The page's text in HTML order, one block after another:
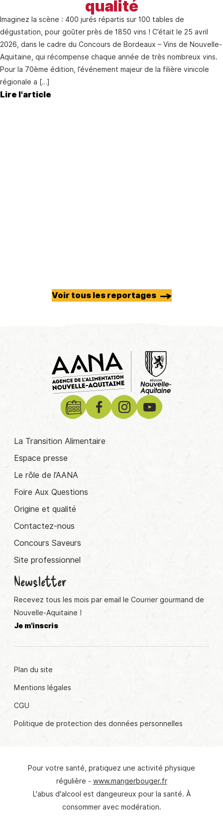
© Crédit photo : "Vous êtes formidables", France 3
qualité
Imaginez la scène : 400 jurés répartis sur 100 tables de
dégustation, pour goûter près de 1850 vins ! C’était le 25 avril
2026, dans le cadre du Concours de Bordeaux – Vins de Nouvelle-
Aquitaine, qui récompense chaque année de très nombreux vins.
Pour la 70ème édition, l’événement majeur de la filière vinicole
régionale a […]
Lire l'article
Voir tous les reportages
La Transition Alimentaire
Espace presse
Le rôle de l’AANA
Foire Aux Questions
Origine et qualité
Contactez-nous
Concours Saveurs
Site professionnel
Newsletter
Recevez tous les mois par email le Courrier gourmand de
Nouvelle-Aquitaine !
Je m'inscris
Plan du site
Mentions légales
CGU
Politique de protection des données personnelles
Pour votre santé, pratiquez une activité physique
régulière - www.mangerbouger.fr
L'abus d'alcool est dangeureux pour la santé. À
consommer avec modération.